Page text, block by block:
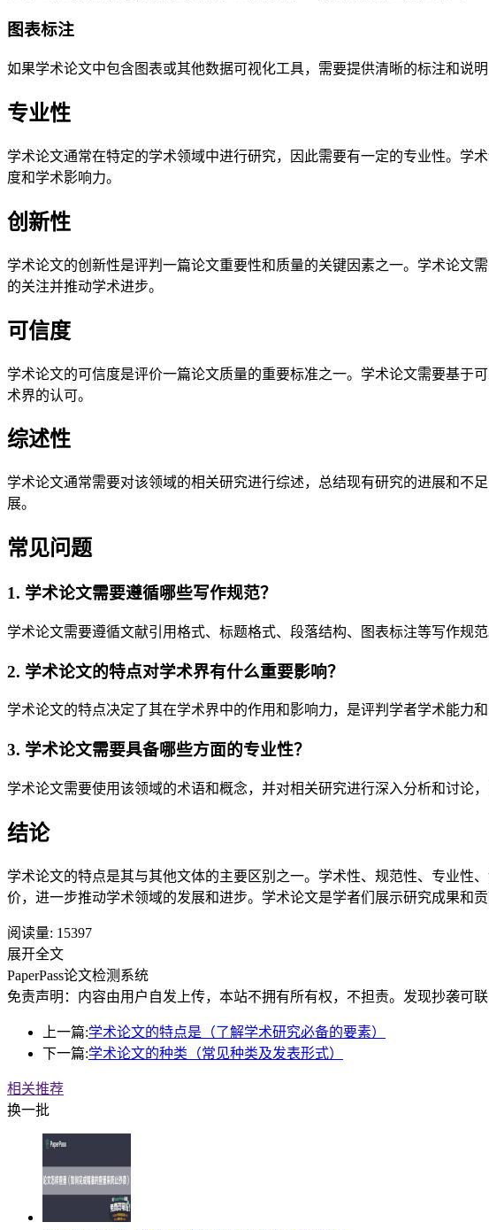
图表标注
如果学术论文中包含图表或其他数据可视化工具，需要提供清晰的标注和说
专业性
学术论文通常在特定的学术领域中进行研究，因此需要有一定的专业性。学
度和学术影响力。
创新性
学术论文的创新性是评判一篇论文重要性和质量的关键因素之一。学术论文
的关注并推动学术进步。
可信度
学术论文的可信度是评价一篇论文质量的重要标准之一。学术论文需要基于
术界的认可。
综述性
学术论文通常需要对该领域的相关研究进行综述，总结现有研究的进展和不
展。
常见问题
1. 学术论文需要遵循哪些写作规范？
学术论文需要遵循文献引用格式、标题格式、段落结构、图表标注等写作规范
2. 学术论文的特点对学术界有什么重要影响？
学术论文的特点决定了其在学术界中的作用和影响力，是评判学者学术能力和
3. 学术论文需要具备哪些方面的专业性？
学术论文需要使用该领域的术语和概念，并对相关研究进行深入分析和讨论
结论
学术论文的特点是其与其他文体的主要区别之一。学术性、规范性、专业性
价，进一步推动学术领域的发展和进步。学术论文是学者们展示研究成果和
阅读量: 15397
展开全文
PaperPass论文检测系统
免责声明：内容由用户自发上传，本站不拥有所有权，不担责。发现抄袭可
上一篇:学术论文的特点是（了解学术研究必备的要素）
下一篇:学术论文的种类（常见种类及发表形式）
相关推荐
换一批